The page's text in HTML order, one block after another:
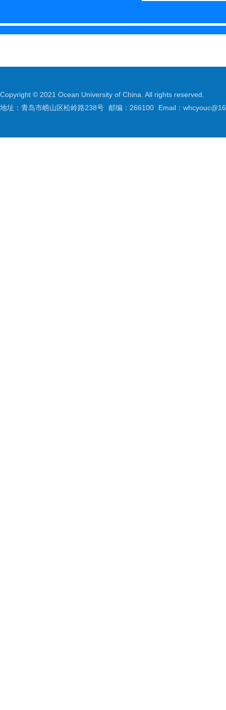
Copyright © 2021 Ocean University of China. All rights reserved.
地址：青岛市崂山区松岭路238号
邮编：266100 Email：